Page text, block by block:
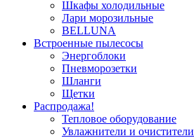
Шкафы холодильные
Лари морозильные
BELLUNA
Встроенные пылесосы
Энергоблоки
Пневморозетки
Шланги
Щетки
Распродажа!
Тепловое оборудование
Увлажнители и очистители